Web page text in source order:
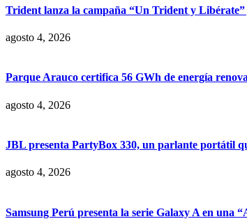
Trident lanza la campaña “Un Trident y
agosto 4, 2026
Parque Arauco certifica 56 GWh de energía
agosto 4, 2026
JBL presenta PartyBox 330, un parlante portátil
agosto 4, 2026
Samsung Perú presenta la serie Galaxy A en una